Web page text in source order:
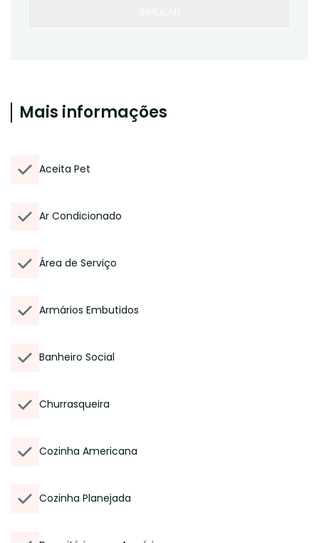
Mais informações
Aceita Pet
Ar Condicionado
Área de Serviço
Armários Embutidos
Banheiro Social
Churrasqueira
Cozinha Americana
Cozinha Planejada